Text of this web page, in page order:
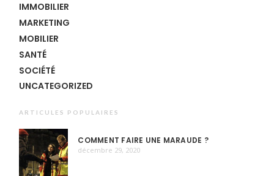
IMMOBILIER
MARKETING
MOBILIER
SANTÉ
SOCIÉTÉ
UNCATEGORIZED
ARTICULES POPULAIRES
COMMENT FAIRE UNE MARAUDE ?
décembre 29, 2020